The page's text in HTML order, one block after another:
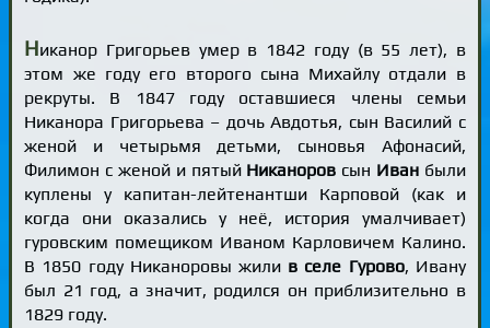
Никанор Григорьев умер в 1842 году (в 55 лет), в
этом же году его второго сына Михайлу отдали в
рекруты. В 1847 году оставшиеся члены семьи
Никанора Григорьева – дочь Авдотья, сын Василий с
женой и четырьмя детьми, сыновья Афонасий,
Филимон с женой и пятый Никаноров сын Иванбыли
куплены у капитан-лейтенантши Карповой (как и
когда они оказались у неё, история умалчивает)
гуровским помещиком Иваном Карловичем Калино.
В 1850 году Никаноровы жили в селе Гурово, Ивану
был 21 год, а значит, родился он приблизительно в
1829 году.